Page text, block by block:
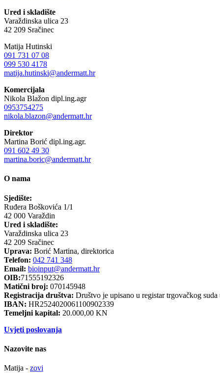
Ured i skladište
Varaždinska ulica 23
42 209 Sračinec
Matija Hutinski
091 731 07 08
099 530 4178
matija.hutinski@andermatt.hr
Komercijala
Nikola Blažon dipl.ing.agr
0953754275
nikola.blazon@andermatt.hr
Direktor
Martina Borić dipl.ing.agr.
091 602 49 30
martina.boric@andermatt.hr
O nama
Sjedište:
Ruđera Boškovića 1/1
42 000 Varaždin
Ured i skladište:
Varaždinska ulica 23
42 209 Sračinec
Uprava: Borić Martina, direktorica
Telefon: 042 741 348
Email: bioinput@andermatt.hr
OIB:71555192326
Matični broj: 070145948
Registracija društva: Društvo je upisano u registar trgovačkog suda
IBAN: HR2524020061100902339
Temeljni kapital: 20.000,00 KN
Uvjeti poslovanja
Nazovite nas
Matija - zovi